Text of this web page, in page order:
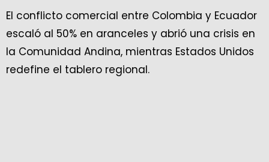
El conflicto comercial entre Colombia y Ecuador
escaló al 50% en aranceles y abrió una crisis en
la Comunidad Andina, mientras Estados Unidos
redefine el tablero regional.